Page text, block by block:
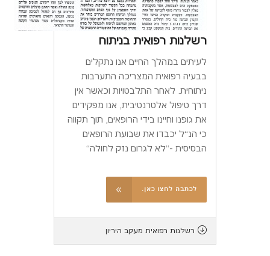
רשלנות רפואית בניתוח
לעיתים במהלך החיים אנו נתקלים
בבעיה רפואית המצריכה התערבות
ניתוחית. לאחר התלבטויות וכאשר אין
דרך טיפול אלטרנטיבית, אנו מפקידים
את גופנו וחיינו בידי הרופאים, תוך תקווה
כי הנ``ל יכבדו את שבועת הרופאים
הבסיסית -``לא לגרום נזק לחולה``
לכתבה לחצו כאן.
רשלנות רפואית מעקב היריון